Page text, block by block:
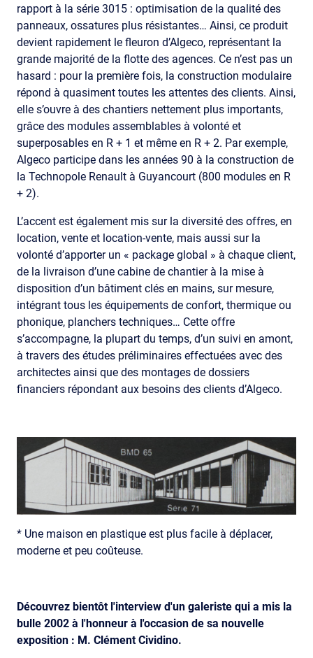
rapport à la série 3015 : optimisation de la qualité des
panneaux, ossatures plus résistantes… Ainsi, ce produit
devient rapidement le fleuron d’Algeco, représentant la
grande majorité de la flotte des agences. Ce n’est pas un
hasard : pour la première fois, la construction modulaire
répond à quasiment toutes les attentes des clients. Ainsi,
elle s’ouvre à des chantiers nettement plus importants,
grâce des modules assemblables à volonté et
superposables en R + 1 et même en R + 2. Par exemple,
Algeco participe dans les années 90 à la construction de
la Technopole Renault à Guyancourt (800 modules en R
+ 2).
L’accent est également mis sur la diversité des offres, en
location, vente et location-vente, mais aussi sur la
volonté d’apporter un « package global » à chaque client,
de la livraison d’une cabine de chantier à la mise à
disposition d’un bâtiment clés en mains, sur mesure,
intégrant tous les équipements de confort, thermique ou
phonique, planchers techniques… Cette offre
s’accompagne, la plupart du temps, d’un suivi en amont,
à travers des études préliminaires effectuées avec des
architectes ainsi que des montages de dossiers
financiers répondant aux besoins des clients d’Algeco.
* Une maison en plastique est plus facile à déplacer,
moderne et peu coûteuse.
Découvrez bientôt l'interview d'un galeriste qui a mis la
bulle 2002 à l'honneur à l'occasion de sa nouvelle
exposition : M. Clément Cividino.​